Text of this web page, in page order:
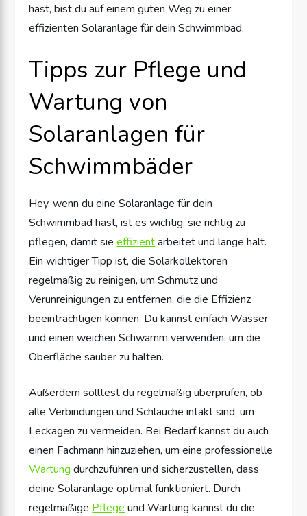
hast, bist du auf einem guten Weg zu einer
effizienten Solaranlage für dein Schwimmbad.
Tipps zur Pflege und
Wartung von
Solaranlagen für
Schwimmbäder
Hey, wenn du eine Solaranlage für dein
Schwimmbad hast, ist es wichtig, sie richtig zu
pflegen, damit sieeffizientarbeitet und lange hält.
Ein wichtiger Tipp ist, die Solarkollektoren
regelmäßig zu reinigen, um Schmutz und
Verunreinigungen zu entfernen, die die Effizienz
beeinträchtigen können. Du kannst einfach Wasser
und einen weichen Schwamm verwenden, um die
Oberfläche sauber zu halten.
Außerdem solltest du regelmäßig überprüfen, ob
alle Verbindungen und Schläuche intakt sind, um
Leckagen zu vermeiden. Bei Bedarf kannst du auch
einen Fachmann hinzuziehen, um eine professionelle
Wartung durchzuführen und sicherzustellen, dass
deine Solaranlage optimal funktioniert. Durch
regelmäßige Pflege und Wartung kannst du die